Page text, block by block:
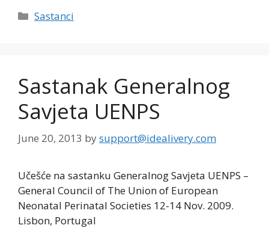
Categories
Sastanci
Sastanak Generalnog
Savjeta UENPS
June 20, 2013 bysupport@idealivery.com
Učešće na sastanku Generalnog Savjeta UENPS –
General Council of The Union of European
Neonatal Perinatal Societies 12-14 Nov. 2009.
Lisbon, Portugal